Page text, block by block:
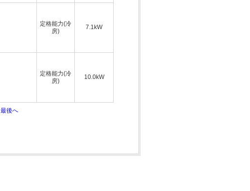
定格能力(冷
房)
7.1kW
定格能力(冷
房)
10.0kW
最後へ